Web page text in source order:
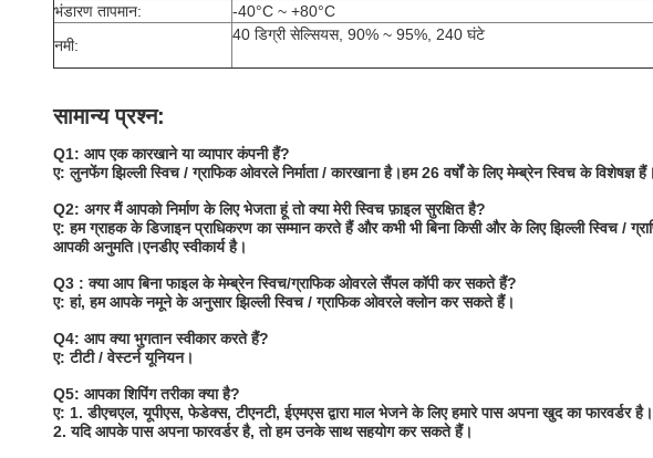
भंडारण तापमान:
-40°C ~ +80°C
नमी:
40 डिग्री सेल्सियस, 90% ~ 95%, 240 घंटे
सामान्य प्रश्न:
Q1: आप एक कारखाने या व्यापार कंपनी हैं?
ए: लुनफेंग झिल्ली स्विच / ग्राफिक ओवरले निर्माता / कारखाना है।हम 26 वर्षों के लिए मेम्ब्रेन स्विच के विशेषज्ञ हैं।
Q2: अगर मैं आपको निर्माण के लिए भेजता हूं तो क्या मेरी स्विच फ़ाइल सुरक्षित है?
ए: हम ग्राहक के डिजाइन प्राधिकरण का सम्मान करते हैं और कभी भी बिना किसी और के लिए झिल्ली स्विच /
आपकी अनुमति।एनडीए स्वीकार्य है।
Q3 : क्या आप बिना फाइल के मेम्ब्रेन स्विच/ग्राफिक ओवरले सैंपल कॉपी कर सकते हैं?
ए: हां, हम आपके नमूने के अनुसार झिल्ली स्विच / ग्राफिक ओवरले क्लोन कर सकते हैं।
Q4: आप क्या भुगतान स्वीकार करते हैं?
ए: टीटी / वेस्टर्न यूनियन।
Q5: आपका शिपिंग तरीका क्या है?
ए: 1. डीएचएल, यूपीएस, फेडेक्स, टीएनटी, ईएमएस द्वारा माल भेजने के लिए हमारे पास अपना खुद का फारवर्डर है।
2. यदि आपके पास अपना फारवर्डर है, तो हम उनके साथ सहयोग कर सकते हैं।